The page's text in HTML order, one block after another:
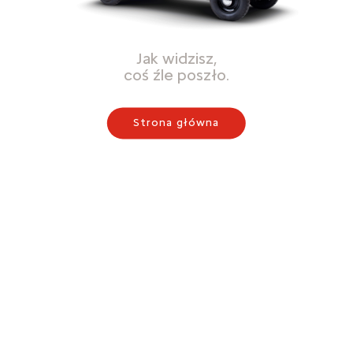
Jak widzisz,
coś źle poszło.
Strona główna